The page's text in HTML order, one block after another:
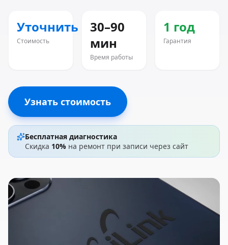
Уточнить
Стоимость
30–90
мин
Время работы
1 год
Гарантия
Узнать стоимость
Бесплатная диагностика
Скидка 10% на ремонт при записи через сайт